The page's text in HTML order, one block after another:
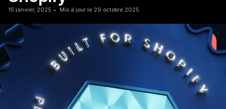
15 janvier, 2025 Mis à jour le 29 octobre 2025